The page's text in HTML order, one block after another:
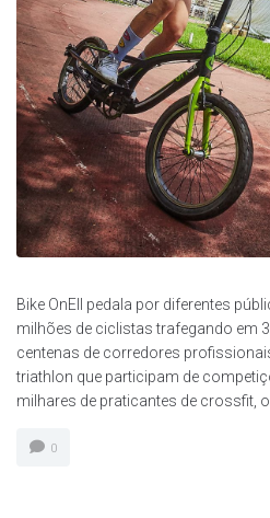
Bike OnEll pedala por diferentes
milhões de ciclistas trafegando em
centenas de corredores
triathlon que participam de
milhares de praticantes de crossfit,
0